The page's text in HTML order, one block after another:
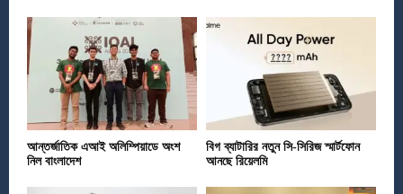
আন্তর্জাতিক এআই অলিম্পিয়াডে অংশ
নিল বাংলাদেশ
বিগ ব্যাটারির নতুন সি-সিরিজ স্মার্টফোন
আনছে রিয়েলমি